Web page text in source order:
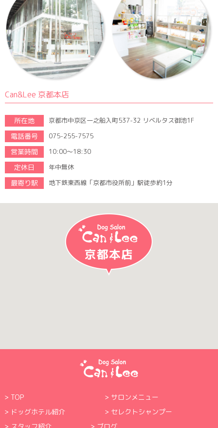
Can&Lee 京都本店
所在地 京都市中京区一之船入町537-32 リベルタス御池1F
電話番号 075-255-7575
営業時間 10:00～18:30
定休日 年中無休
最寄り駅 地下鉄東西線「京都市役所前」駅徒歩約1分
TOP
サロンメニュー
ドッグホテル紹介
セレクトシャンプー
スタッフ紹介
ブログ